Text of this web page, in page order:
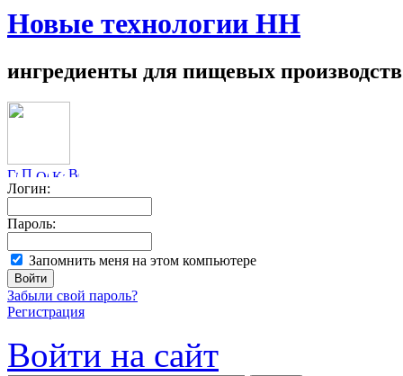
Новые технологии НН
ингредиенты для пищевых производств
Логин:
Пароль:
Запомнить меня на этом компьютере
Забыли свой пароль?
Регистрация
Войти на сайт